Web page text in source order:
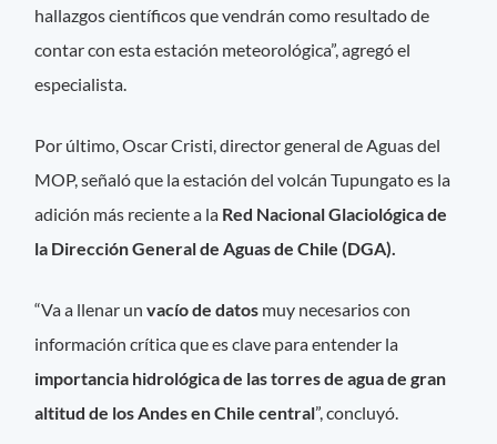
hallazgos científicos que vendrán como resultado de
contar con esta estación meteorológica”, agregó el
especialista.
Por último, Oscar Cristi, director general de Aguas del
MOP, señaló que la estación del volcán Tupungato es la
adición más reciente a la Red Nacional Glaciológica de
la Dirección General de Aguas de Chile (DGA).
“Va a llenar unvacío de datos muy necesarios con
información crítica que es clave para entender la
importancia hidrológica de las torres de agua de gran
altitud de los Andes en Chile central”, concluyó.